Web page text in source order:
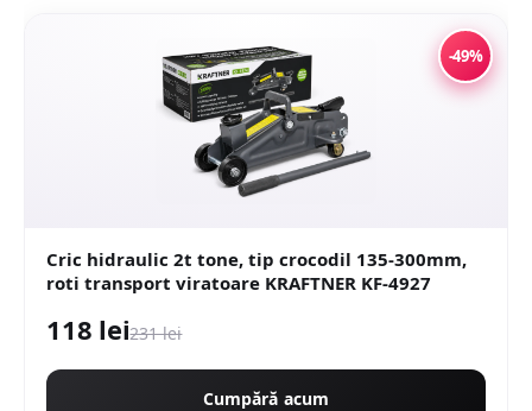
-49%
Cric hidraulic 2t tone, tip crocodil 135-300mm,
roti transport viratoare KRAFTNER KF-4927
118 lei231 lei
Cumpără acum